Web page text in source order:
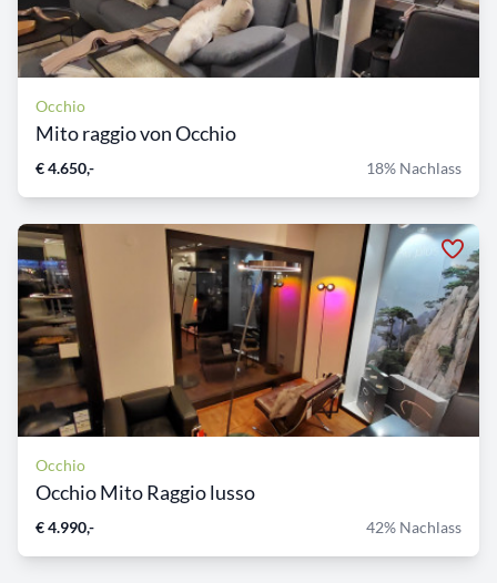
Occhio
Mito raggio von Occhio
€ 4.650,- 18% Nachlass
Occhio
Occhio Mito Raggio lusso
€ 4.990,- 42% Nachlass